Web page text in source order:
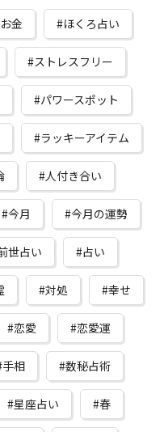
お金 ほくろ占い
ストレスフリー
パワースポット
ラッキーアイテム
人付き合い
今月 今月の運勢
世占い 占い
対処 幸せ
恋愛 恋愛運
手相 数秘占術
星座占い 春